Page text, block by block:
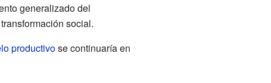
generalizado del
social.
productivose continuaría en